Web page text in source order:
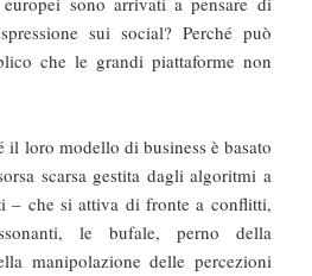
sui social? Perché può
che le grandi piattaforme non
il loro modello di business è basato
scarsa gestita dagli algoritmi a
– che si attiva di fronte a conflitti,
le bufale, perno della
manipolazione delle percezioni